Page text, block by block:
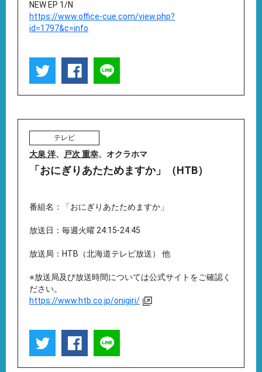
NEW EP 1/N
https://www.office-cue.com/view.php?
id=1797&c=info
テレビ
大泉 洋、 戸次 重幸、オクラホマ
「おにぎりあたためますか」（HTB）
番組名：「おにぎりあたためますか」
放送日：毎週火曜 24:15-24:45
放送局：HTB（北海道テレビ放送） 他
※放送局及び放送時間については公式サイトをご確認く
ださい。
https://www.htb.co.jp/onigiri/